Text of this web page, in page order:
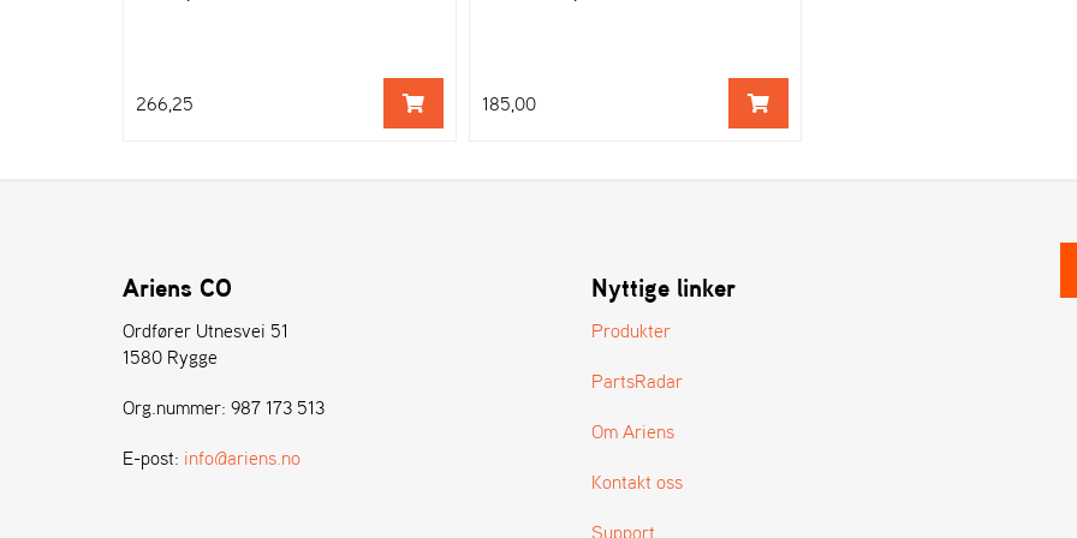
266,25 185,00
Ariens CO
Ordfører Utnesvei 51
1580 Rygge
Org.nummer: 987 173 513
E-post: info@ariens.no
Nyttige linker
Produkter
PartsRadar
Om Ariens
Kontakt oss
Support